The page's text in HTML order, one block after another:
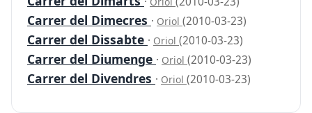
Carrer del Dimecres · Oriol (2010-03-23)
Carrer del Dissabte · Oriol (2010-03-23)
Carrer del Diumenge · Oriol (2010-03-23)
Carrer del Divendres · Oriol (2010-03-23)